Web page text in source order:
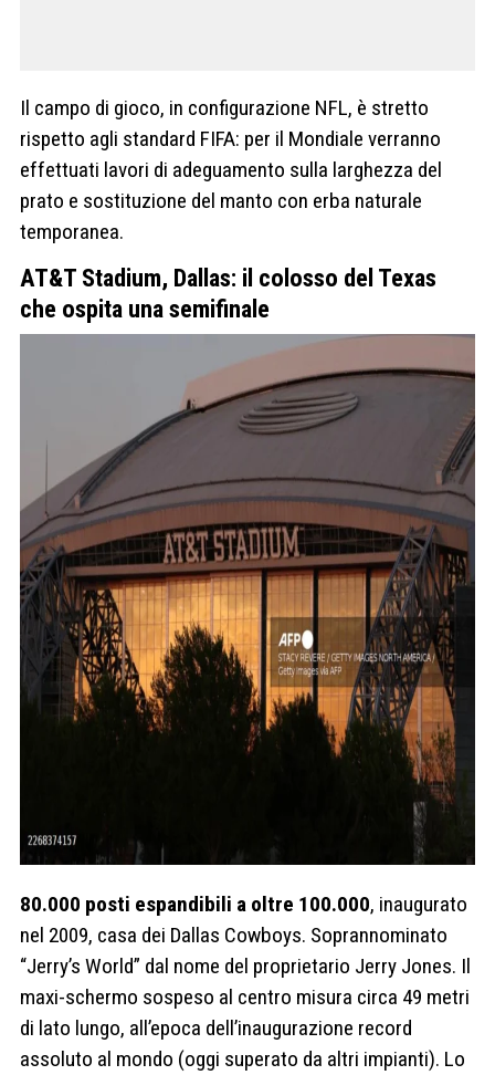
Il campo di gioco, in configurazione NFL, è stretto
rispetto agli standard FIFA: per il Mondiale verranno
effettuati lavori di adeguamento sulla larghezza del
prato e sostituzione del manto con erba naturale
temporanea.
AT&T Stadium, Dallas: il colosso del Texas
che ospita una semifinale
80.000 posti espandibili a oltre 100.000, inaugurato
nel 2009, casa dei Dallas Cowboys. Soprannominato
“Jerry’s World” dal nome del proprietario Jerry Jones. Il
maxi-schermo sospeso al centro misura circa 49 metri
di lato lungo, all’epoca dell’inaugurazione record
assoluto al mondo (oggi superato da altri impianti). Lo